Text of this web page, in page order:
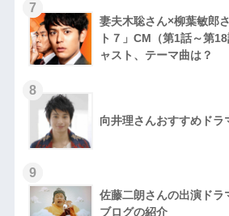
7
妻夫木聡さん×柳葉敏郎
ト７」CM（第1話～第
ャスト、テーマ曲は？
8
向井理さんおすすめドラ
9
佐藤二朗さんの出演ド
ブログの紹介